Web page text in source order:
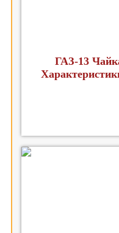
ГАЗ-13